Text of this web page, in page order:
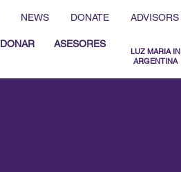
NEWS DONATE ADVISORS
DONAR ASESORES
LUZ MARIA IN
ARGENTINA